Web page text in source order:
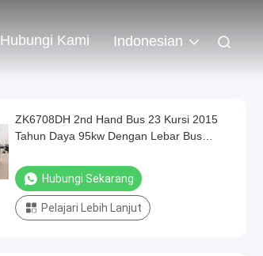
Hubungi Kami Indonesian
ZK6708DH 2nd Hand Bus 23 Kursi 2015
Tahun Daya 95kw Dengan Lebar Bus
Hubungi Sekarang
Pelajari Lebih Lanjut